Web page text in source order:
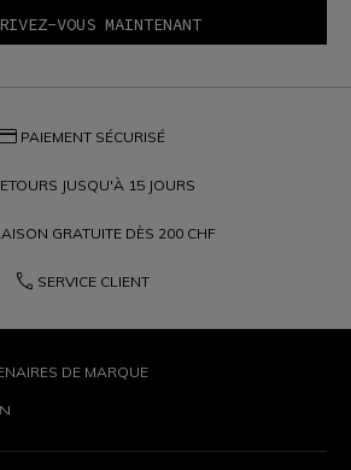
credit_card PAIEMENT SÉCURISÉ
JUSQU'À 15 JOURS
GRATUITE DÈS 200 CHF
phone SERVICE CLIENT
DE MARQUE